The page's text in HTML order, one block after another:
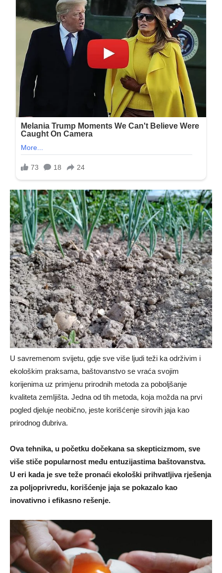
U savremenom svijetu, gdje sve više ljudi teži ka održivim i
ekološkim praksama, baštovanstvo se vraća svojim
korijenima uz primjenu prirodnih metoda za poboljšanje
kvaliteta zemljišta. Jedna od tih metoda, koja možda na prvi
pogled djeluje neobično, jeste korišćenje sirovih jaja kao
prirodnog đubriva.
Ova tehnika, u početku dočekana sa skepticizmom, sve
više stiče popularnost među entuzijastima baštovanstva.
U eri kada je sve teže pronaći ekološki prihvatljiva rješenja
za poljoprivredu, korišćenje jaja se pokazalo kao
inovativno i efikasno rešenje.